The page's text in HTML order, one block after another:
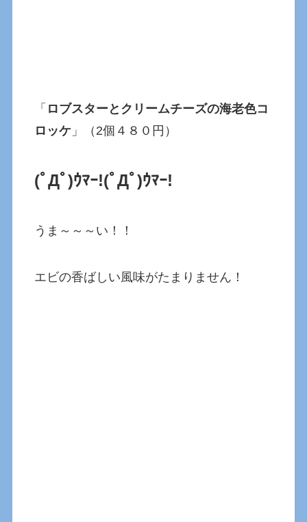
「 ロブスターとクリームチーズの海老色コ
ロッケ 」（2個４８０円）
(ﾟДﾟ)ｳﾏｰ!(ﾟДﾟ)ｳﾏｰ!
うま～～～い！！
エビの香ばしい風味がたまりません！